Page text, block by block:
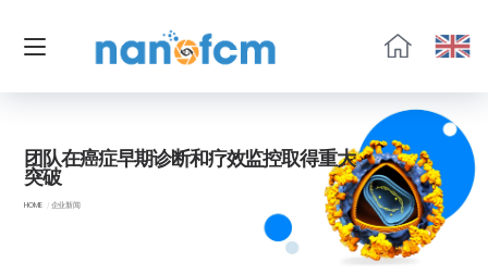
物
团队在癌症早期诊断和疗效监控取得重大
突破
HOME 企业新闻